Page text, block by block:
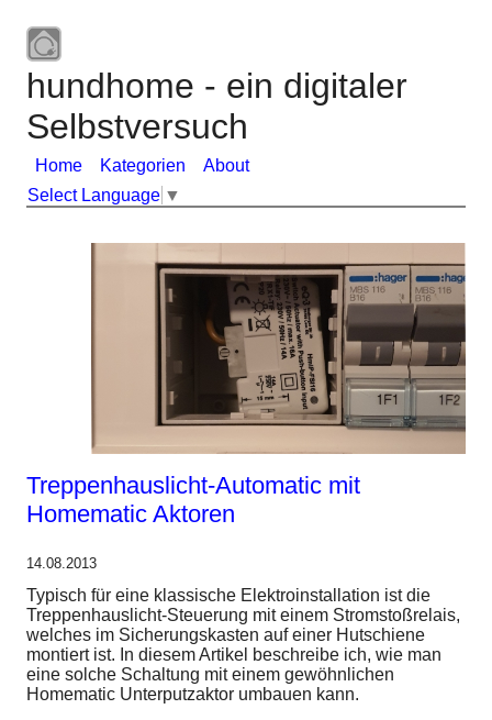
hundhome - ein digitaler
Selbstversuch
Home Kategorien
About
Select Language ▼
Treppenhauslicht-Automatic mit
Homematic Aktoren
14.08.2013
Typisch für eine klassische Elektroinstallation ist die
Treppenhauslicht-Steuerung mit einem Stromstoßrelais,
welches im Sicherungskasten auf einer Hutschiene
montiert ist. In diesem Artikel beschreibe ich, wie man
eine solche Schaltung mit einem gewöhnlichen
Homematic Unterputzaktor umbauen kann.